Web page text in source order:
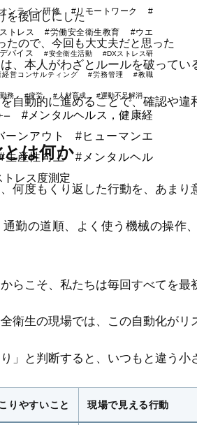
を後回しにした
たので、今回も大丈夫だと思った
、本人がわざとルールを破ってい
自動的に進めることで、確認や
とは何か
何度もくり返した行動を、あま
勤の道順、よく使う機械の操作
らこそ、私たちは毎回すべてを
衛生の現場では、この自動化がリ
」と判断すると、いつもと違う
りやすいこと 現場で見える行動
ンライン研修 #リモートワーク #
トレス #労働安全衛生教育 #ウエ
バイス #安全衛生活動 #DXストレス研
経営コンサルティング #労務管理 #教職
務 #疲労 #人材育成 #運動不足解消
ー
#メンタルヘルス，健康経
ーンアウト
#ヒューマンエ
生産性向上
#メンタルヘル
トレス度測定